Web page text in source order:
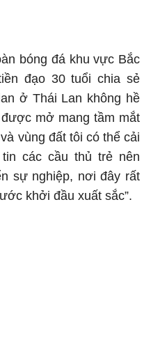
bóng đá khu vực Bắc
đạo 30 tuổi chia sẻ
ở Thái Lan không hề
mở mang tầm mắt
vùng đất tôi có thể cải
các cầu thủ trẻ nên
sự nghiệp, nơi đây rất
khởi đầu xuất sắc”.